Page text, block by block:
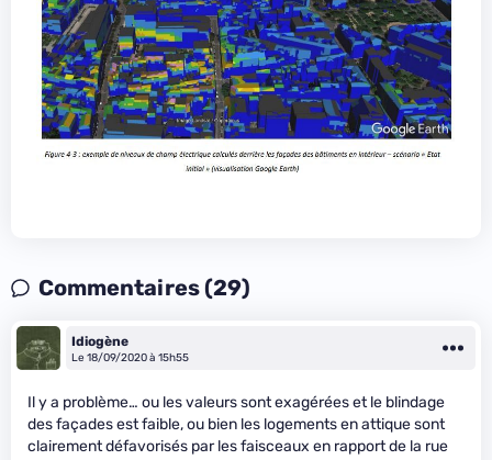
Commentaires (29)
Idiogène
Le 18/09/2020 à 15h55
Il y a problème… ou les valeurs sont exagérées et le blindage
des façades est faible, ou bien les logements en attique sont
clairement défavorisés par les faisceaux en rapport de la rue